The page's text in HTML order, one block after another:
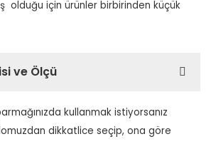
olduğu için ürünler birbirinden küçük
ve Ölçü
kullanmak istiyorsanız
dikkatlice seçip, ona göre